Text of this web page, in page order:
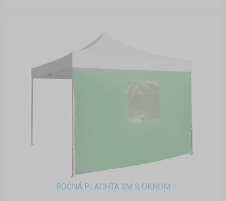
BOČNÁ PLACHTA 3M S OKNOM